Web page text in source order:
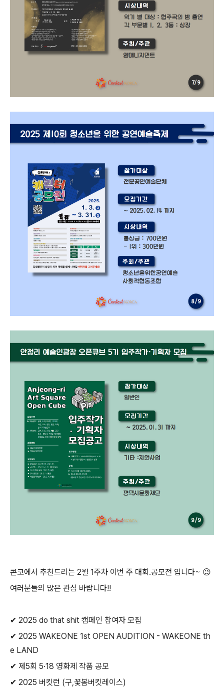
콘코에서 추천드리는 2월 1주차 이번 주 대회 .공모전 입니다~ 😉
여러분들의 많은 관심 바랍니다!!
✔ 2025 do that shit 캠페인 참여자 모집
✔ 2025 WAKEONE 1st OPEN AUDITION - WAKEONE th
e LAND
✔ 제 5회 5·18 영화제 작품 공모
✔ 2025 버킷런 (구,꽃봄버킷레이스)